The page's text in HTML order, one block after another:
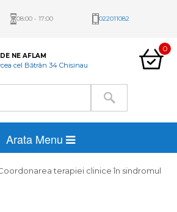
08:00 - 17:00 022011082
NE AFLAM
cel Bătrân 34 Chisinau
0
Arata Menu
terapiei clinice în sindromul